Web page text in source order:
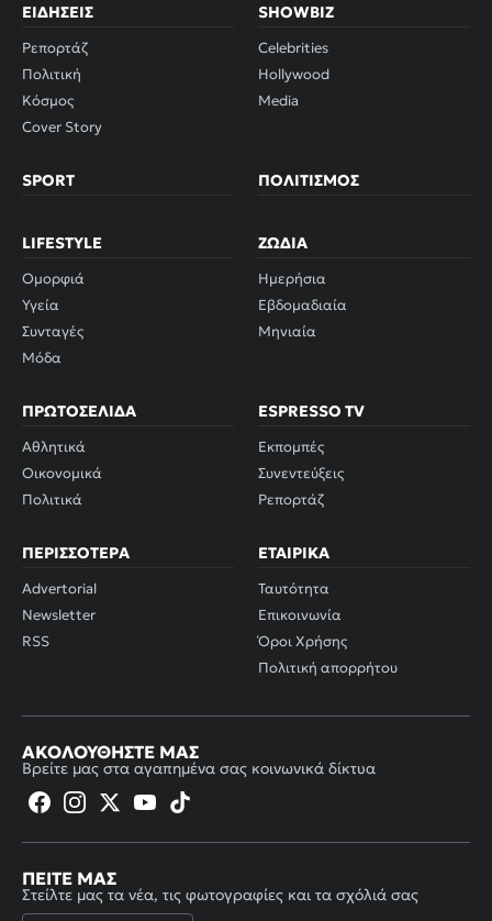
ΕΙΔΉΣΕΙΣ
Ρεπορτάζ
Πολιτική
Κόσμος
Cover Story
SHOWBIZ
Celebrities
Hollywood
Media
SPORT ΠΟΛΙΤΙΣΜΌΣ
LIFESTYLE
Ομορφιά
Υγεία
Συνταγές
Μόδα
ΖΏΔΙΑ
Ημερήσια
Εβδομαδιαία
Μηνιαία
ΠΡΩΤΟΣΈΛΙΔΑ
Αθλητικά
Οικονομικά
Πολιτικά
ESPRESSO TV
Εκπομπές
Συνεντεύξεις
Ρεπορτάζ
ΠΕΡΙΣΣΌΤΕΡΑ
Advertorial
Newsletter
RSS
ΕΤΑΙΡΙΚΆ
Ταυτότητα
Επικοινωνία
Όροι Χρήσης
Πολιτική απορρήτου
ΑΚΟΛΟΥΘΉΣΤΕ ΜΑΣ
Βρείτε μας στα αγαπημένα σας κοινωνικά δίκτυα
ΠΕΊΤΕ ΜΑΣ
Στείλτε μας τα νέα, τις φωτογραφίες και τα σχόλιά σας